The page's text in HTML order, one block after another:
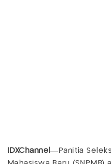
IDXChannel—Panitia